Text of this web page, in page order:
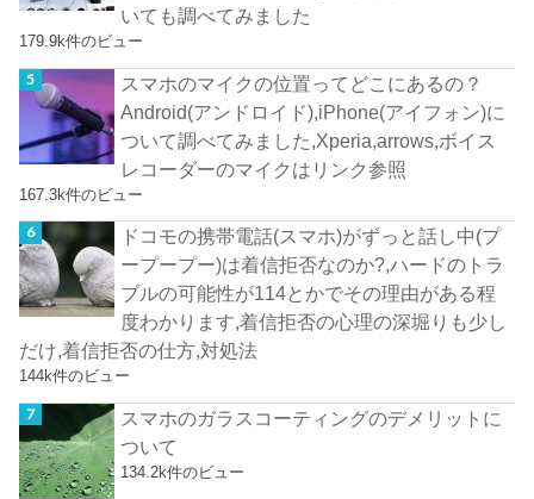
いても調べてみました
179.9k件のビュー
スマホのマイクの位置ってどこにあるの？
Android(アンドロイド),iPhone(アイフォン)に
ついて調べてみました,Xperia,arrows,ボイス
レコーダーのマイクはリンク参照
167.3k件のビュー
ドコモの携帯電話(スマホ)がずっと話し中(プ
ープープー)は着信拒否なのか?,ハードのトラ
ブルの可能性が114とかでその理由がある程
度わかります,着信拒否の心理の深堀りも少し
だけ,着信拒否の仕方,対処法
144k件のビュー
スマホのガラスコーティングのデメリットに
ついて
134.2k件のビュー